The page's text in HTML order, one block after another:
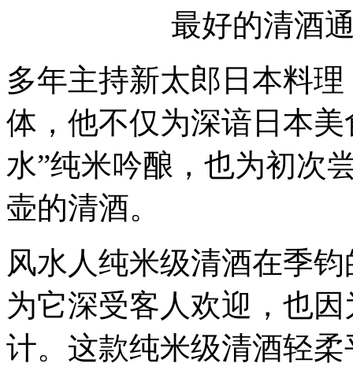
最好的清酒
多年主持新太郎日本料
体，他不仅为深谙日本
水”纯米吟酿，也为初次
壶的清酒。
风水人纯米级清酒在季
为它深受客人欢迎，也
计。这款纯米级清酒轻